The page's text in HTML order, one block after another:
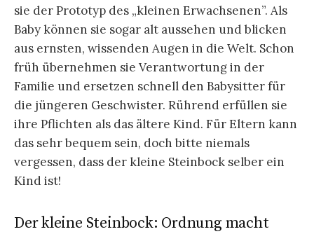
sie der Prototyp des „kleinen Erwachsenen”. Als
Baby können sie sogar alt aussehen und blicken
aus ernsten, wissenden Augen in die Welt. Schon
früh übernehmen sie Verantwortung in der
Familie und ersetzen schnell den Babysitter für
die jüngeren Geschwister. Rührend erfüllen sie
ihre Pflichten als das ältere Kind. Für Eltern kann
das sehr bequem sein, doch bitte niemals
vergessen, dass der kleine Steinbock selber ein
Kind ist!
Der kleine Steinbock: Ordnung macht